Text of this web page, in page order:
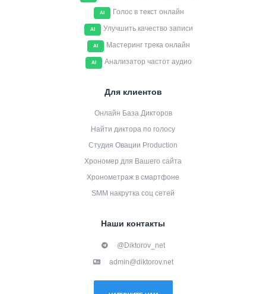
AI Голос в текст онлайн
AI Улучшить качество записи
AI Мастеринг трека онлайн
AI Анализатор частот аудио
Для клиентов
Онлайн База Дикторов
Найти диктора по голосу
Студия Овации Production
Хрономер для Вашего сайта
Хронометраж в смартфоне
SMM накрутка соц сетей
Наши контакты
@Diktorov_net
admin@diktorov.net